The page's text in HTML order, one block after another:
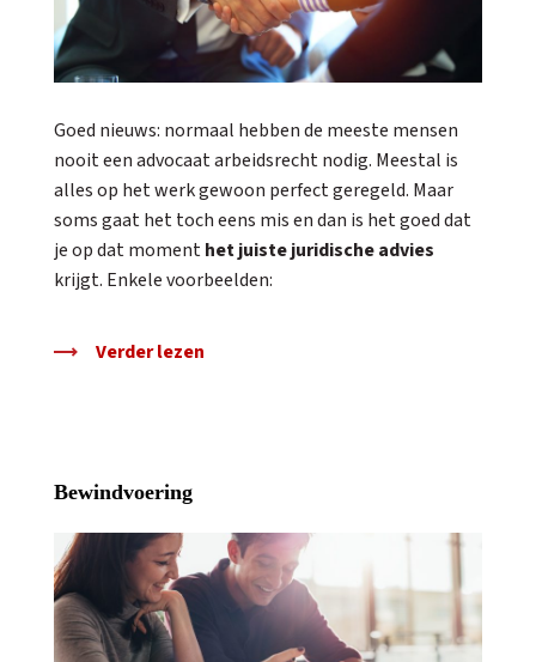
Goed nieuws: normaal hebben de meeste mensen
nooit een advocaat arbeidsrecht nodig. Meestal is
alles op het werk gewoon perfect geregeld. Maar
soms gaat het toch eens mis en dan is het goed dat
je op dat momenthet juiste juridische advies
krijgt. Enkele voorbeelden:
Verder lezen
Bewindvoering